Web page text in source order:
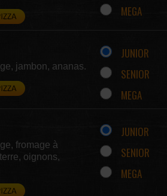
MEGA
jambon, ananas.
JUNIOR
SENIOR
MEGA
fromage à
oignons,
JUNIOR
SENIOR
MEGA